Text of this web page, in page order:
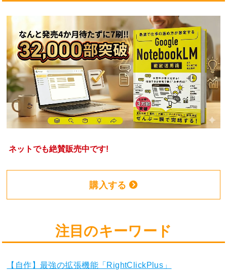
ネットでも絶賛販売中です!
購入する
注目のキーワード
【自作】最強の拡張機能「RightClickPlus」